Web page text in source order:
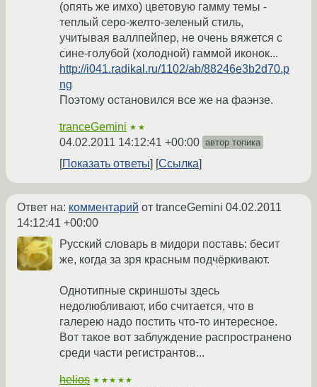
(опять же имхо) цветовую гамму темы -
теплый серо-желто-зеленый стиль,
учитывая валлпейпер, не очень вяжется с
сине-голубой (холодной) гаммой иконок...
http://i041.radikal.ru/1102/ab/88246e3b2d70.p
ng
Поэтому остановился все же на фаэнзе.
tranceGemini ★★
04.02.2011 14:12:41 +00:00 автор топика
Показать ответы Ссылка
Ответ на: комментарий от tranceGemini 04.02.2011
14:12:41 +00:00
Русский словарь в мидори поставь: бесит
же, когда за зря красным подчёркивают.
Однотипные скриншоты здесь
недолюбливают, ибо считается, что в
галерею надо постить что-то интересное.
Вот такое вот заблуждение распространено
среди части регистрантов...
helios ★★★★★